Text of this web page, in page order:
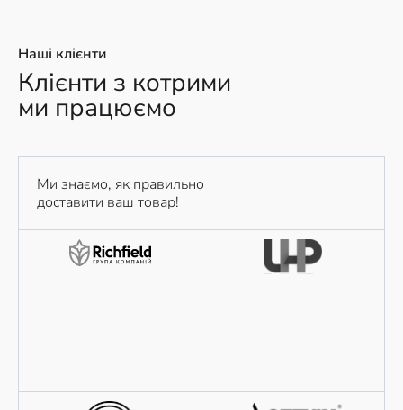
Наші клієнти
Клієнти з котрими
ми працюємо
Ми знаємо, як правильно
доставити ваш товар!